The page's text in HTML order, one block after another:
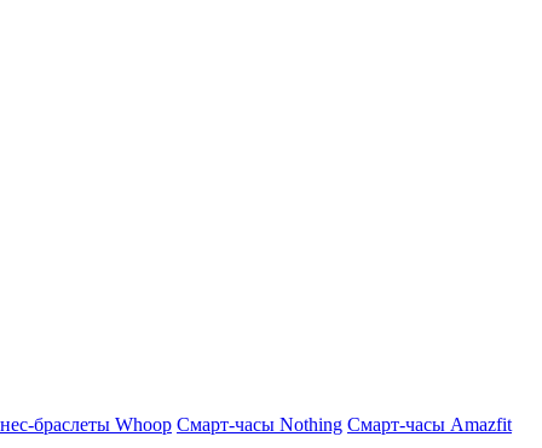
браслеты Whoop Смарт-часы Nothing Смарт-часы Amazfit